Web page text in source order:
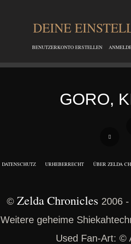
DEINE
BENUTZERKONTO ERSTELLEN
GORO,
DATENSCHUTZ URHEBERRECHT ÜBER ZELDA
© Zelda Chronicles 2006
Weitere geheime
Used Fan-Art: ©